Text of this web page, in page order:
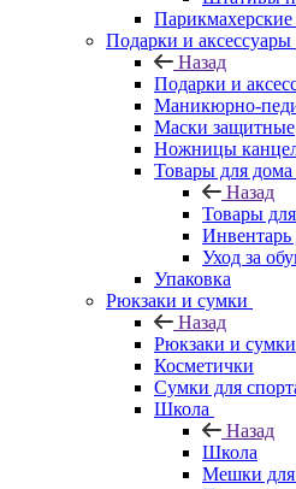
Подарки и аксессуары
Назад
Подарки и
Маникюрно-
Маски защитные
Ножницы
Товары для дома
Назад
Товары
Инвентарь
Уход за
Упаковка
Рюкзаки и сумки
Назад
Рюкзаки и сумки
Косметички
Сумки для
Школа
Назад
Школа
Мешки для